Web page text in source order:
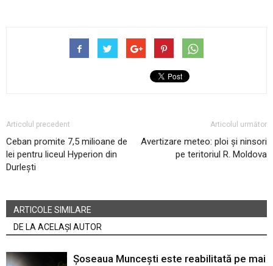
Articolul precedent
Ceban promite 7,5 milioane de
lei pentru liceul Hyperion din
Durlești
Articolul următor
Avertizare meteo: ploi și ninsori
pe teritoriul R. Moldova
ARTICOLE SIMILARE
DE LA ACELAȘI AUTOR
Șoseaua Muncești este reabilitată pe mai